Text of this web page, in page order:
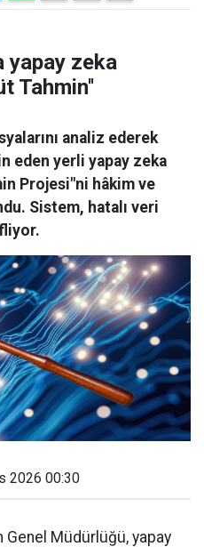
yapay zeka
Tahmin''
analiz ederek
eden yerli yapay zeka
Projesi"ni hâkim ve
Sistem, hatalı veri
2026 00:30
Genel Müdürlüğü, yapay